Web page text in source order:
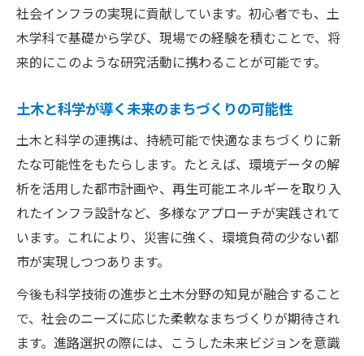
社会インフラの実現に貢献しています。初心者でも、土
木学科で基礎から学び、現場での経験を積むことで、将
来的にこのような研究活動に携わることが可能です。
土木と科学が導く未来のまちづくりの可能性
土木と科学の連携は、持続可能で快適なまちづくりに新
たな可能性をもたらします。たとえば、環境データの解
析を活用した都市計画や、再生可能エネルギーを取り入
れたインフラ設計など、多様なアプローチが実践されて
います。これにより、災害に強く、環境負荷の少ない都
市が実現しつつあります。
今後も科学技術の進歩と土木分野の知見が融合すること
で、社会のニーズに応じた柔軟なまちづくりが期待され
ます。進路選択の際には、こうした未来ビジョンを意識